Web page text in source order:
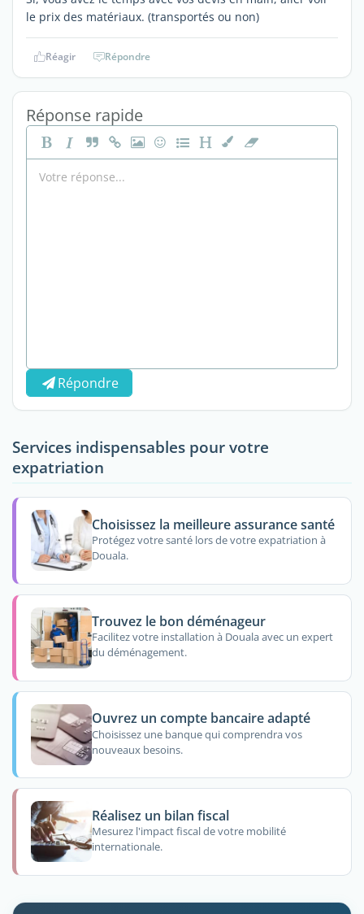
le prix des matériaux. (transportés ou non)
Réagir Répondre
Réponse rapide
Répondre
Services indispensables pour votre
expatriation
Choisissez la meilleure assurance santé
Protégez votre santé lors de votre expatriation à
Douala.
Trouvez le bon déménageur
Facilitez votre installation à Douala avec un expert
du déménagement.
Ouvrez un compte bancaire adapté
Choisissez une banque qui comprendra vos
nouveaux besoins.
Réalisez un bilan fiscal
Mesurez l'impact fiscal de votre mobilité
internationale.